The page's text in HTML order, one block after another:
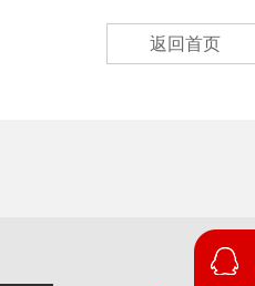
返回首页